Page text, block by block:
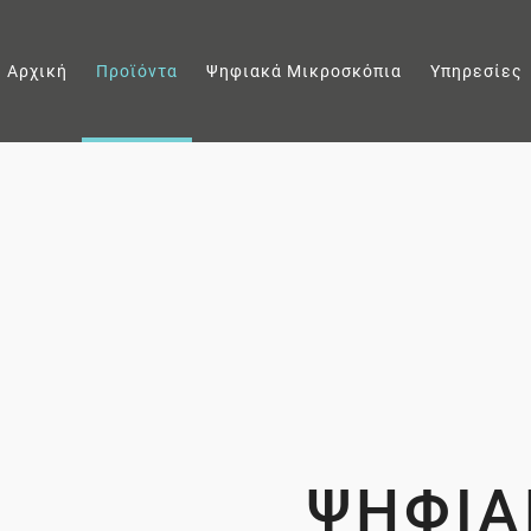
Αρχική Προϊόντα Ψηφιακά Μικροσκόπια Υπηρεσίες